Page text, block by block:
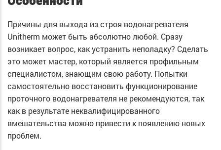
Причины для выхода из строя водонагревателя
Unitherm может быть абсолютно любой. Сразу
возникает вопрос, как устранить неполадку? Сделать
это может мастер, который является профильным
специалистом, знающим свою работу. Попытки
самостоятельно восстановить функционирование
проточного водонагревателя не рекомендуются, так
как в результате неквалифицированного
вмешательства можно привести к появлению новых
проблем.